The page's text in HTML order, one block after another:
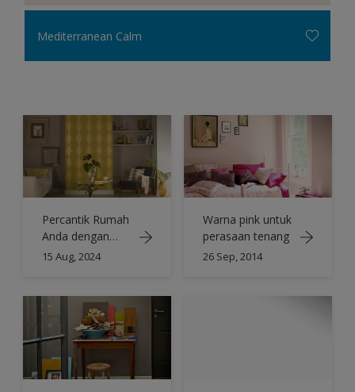
Mediterranean Calm
Percantik Rumah
Anda dengan
Ide-Ide untuk
15 Aug, 2024
Warna pink untuk
perasaan tenang
26 Sep, 2014